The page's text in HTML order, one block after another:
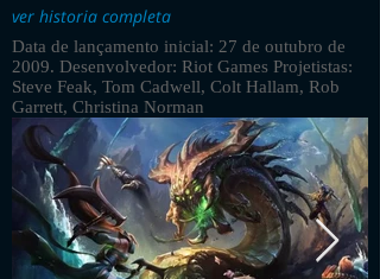
ver historia completa
Data de lançamento inicial: 27 de outubro de
2009. Desenvolvedor: Riot Games Projetistas:
Steve Feak, Tom Cadwell, Colt Hallam, Rob
Garrett, Christina Norman